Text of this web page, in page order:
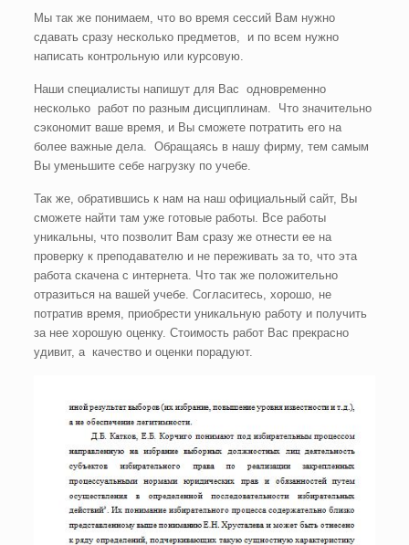
Мы так же понимаем, что во время сессий Вам нужно
сдавать сразу несколько предметов, и по всем нужно
написать контрольную или курсовую.
Наши специалисты напишут для Вас одновременно
несколько работ по разным дисциплинам. Что значительно
сэкономит ваше время, и Вы сможете потратить его на
более важные дела. Обращаясь в нашу фирму, тем самым
Вы уменьшите себе нагрузку по учебе.
Так же, обратившись к нам на наш официальный сайт, Вы
сможете найти там уже готовые работы. Все работы
уникальны, что позволит Вам сразу же отнести ее на
проверку к преподавателю и не переживать за то, что эта
работа скачена с интернета. Что так же положительно
отразиться на вашей учебе. Согласитесь, хорошо, не
потратив время, приобрести уникальную работу и получить
за нее хорошую оценку. Стоимость работ Вас прекрасно
удивит, а качество и оценки порадуют.